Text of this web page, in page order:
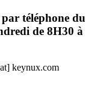
téléphone du
de 8H30 à
keynux.com